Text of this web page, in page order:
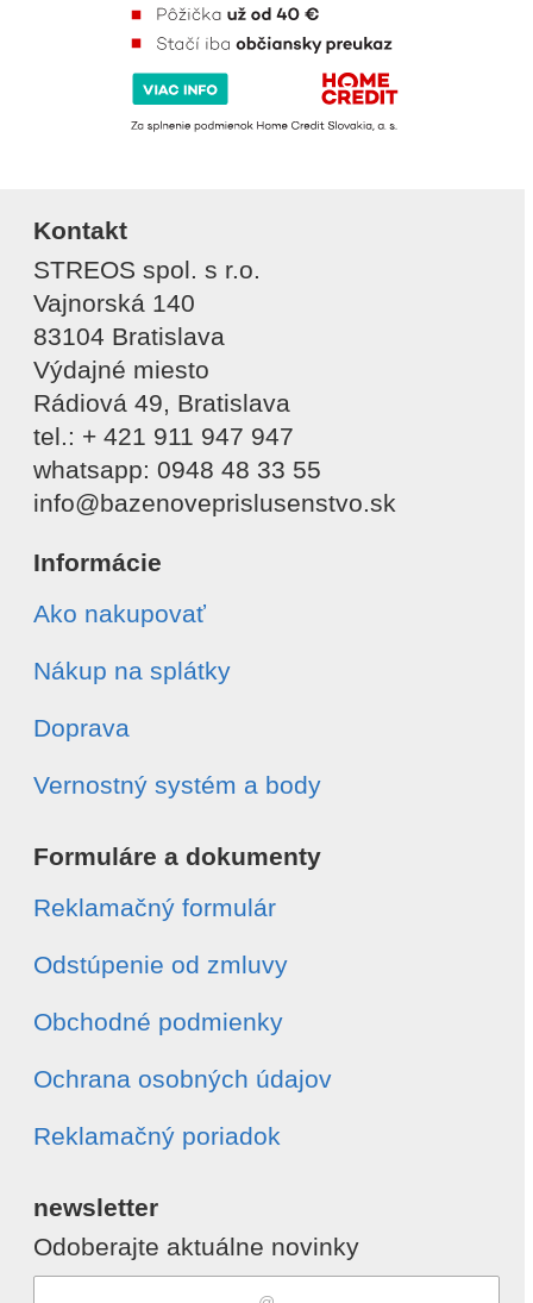
Kontakt
STREOS spol. s r.o.
Vajnorská 140
83104 Bratislava
Výdajné miesto
Rádiová 49, Bratislava
tel.: + 421 911 947 947
whatsapp: 0948 48 33 55
info@bazenoveprislusenstvo.sk
Informácie
Ako nakupovať
Nákup na splátky
Doprava
Vernostný systém a body
Formuláre a dokumenty
Reklamačný formulár
Odstúpenie od zmluvy
Obchodné podmienky
Ochrana osobných údajov
Reklamačný poriadok
newsletter
Odoberajte aktuálne novinky